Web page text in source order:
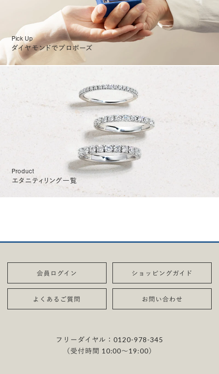
Pick Up
ダイヤモンドでプロポーズ
Product
エタニティリング一覧
会員ログイン ショッピングガイド
よくあるご質問 お問い合わせ
フリーダイヤル：0120-978-345
（受付時間 10:00〜19:00）